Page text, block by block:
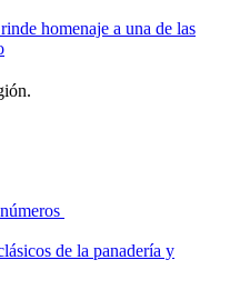
homenaje a una de las
de la panadería y